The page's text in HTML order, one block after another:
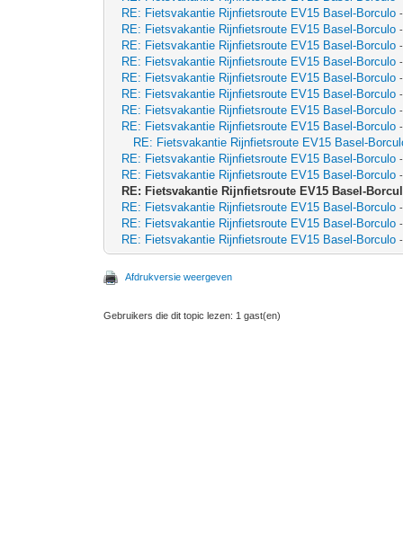
RE: Fietsvakantie Rijnfietsroute EV15 Basel-Borculo
RE: Fietsvakantie Rijnfietsroute EV15 Basel-Borculo
RE: Fietsvakantie Rijnfietsroute EV15 Basel-Borculo
RE: Fietsvakantie Rijnfietsroute EV15 Basel-Borculo
RE: Fietsvakantie Rijnfietsroute EV15 Basel-Borculo
RE: Fietsvakantie Rijnfietsroute EV15 Basel-Borculo
RE: Fietsvakantie Rijnfietsroute EV15 Basel-Borculo
RE: Fietsvakantie Rijnfietsroute EV15 Basel-Borculo
RE: Fietsvakantie Rijnfietsroute EV15 Basel-
RE: Fietsvakantie Rijnfietsroute EV15 Basel-Borculo
RE: Fietsvakantie Rijnfietsroute EV15 Basel-Borculo
RE: Fietsvakantie Rijnfietsroute EV15 Basel-
RE: Fietsvakantie Rijnfietsroute EV15 Basel-Borculo
RE: Fietsvakantie Rijnfietsroute EV15 Basel-Borculo
RE: Fietsvakantie Rijnfietsroute EV15 Basel-Borculo
Afdrukversie weergeven
Gebruikers die dit topic lezen: 1 gast(en)